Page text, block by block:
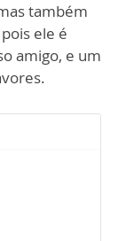
também
ele é
amigo, e um